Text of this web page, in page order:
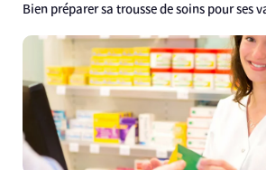
Bien préparer sa trousse de soins pour ses